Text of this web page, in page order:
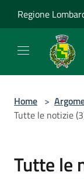
Regione
Home >
Tutte le notizie
Tutte le